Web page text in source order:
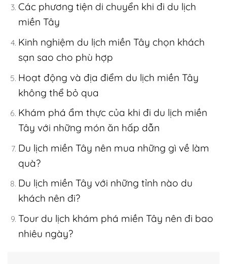
Các phương tiện di chuyển khi đi du lịch
miền Tây
Kinh nghiệm du lịch miền Tây chọn khách
sạn sao cho phù hợp
Hoạt động và địa điểm du lịch miền Tây
không thể bỏ qua
Khám phá ẩm thực của khi đi du lịch miền
Tây với những món ăn hấp dẫn
Du lịch miền Tây nên mua những gì về làm
quà?
Du lịch miền Tây với những tỉnh nào du
khách nên đi?
Tour du lịch khám phá miền Tây nên đi bao
nhiêu ngày?